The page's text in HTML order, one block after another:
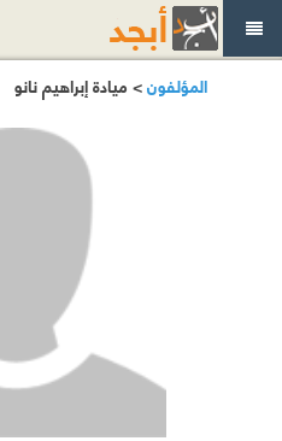
المؤلفون> ميادة إبراهيم نانو